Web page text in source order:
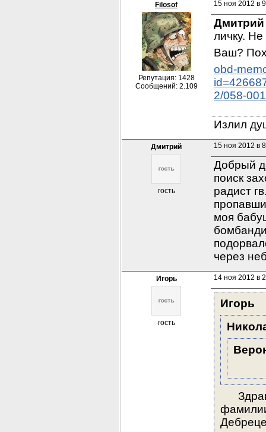
Filosof
Репутация: 1428
Сообщений: 2.109
15 ноя 2012 в
Дмитрий
личку. Не
Ваш?
obd-
2/058-
Излил
Дмитрий
гость
15 ноя 2012 в
Добрый
поиск
радист
моя
через
Игорь
гость
14 ноя 2012 в
Игорь